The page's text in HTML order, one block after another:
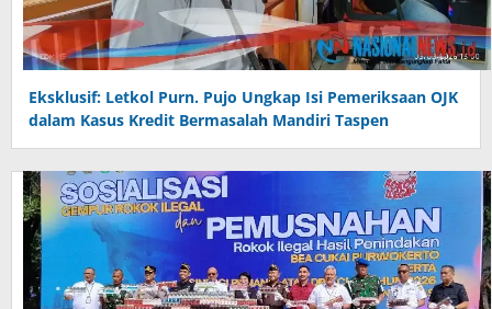
Eksklusif: Letkol Purn. Pujo Ungkap Isi Pemeriksaan OJK
dalam Kasus Kredit Bermasalah Mandiri Taspen